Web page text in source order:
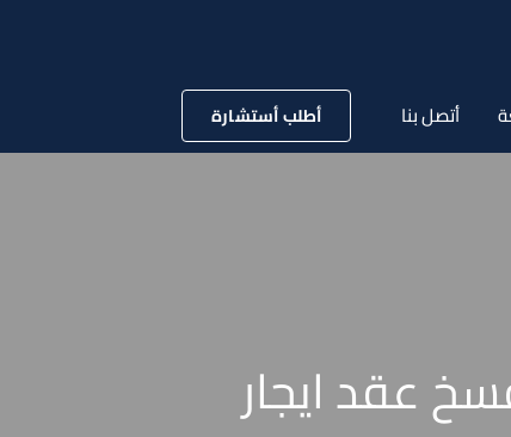
أتصل بنا أطلب أستشارة
عقد ايجار